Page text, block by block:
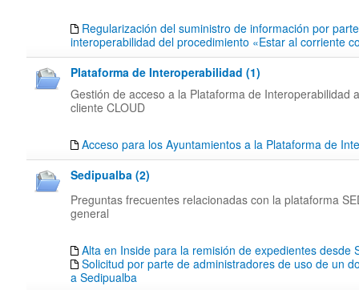
Regularización del suministro de información por
interoperabilidad del procedimiento «Estar al corriente
Plataforma de Interoperabilidad (1)
Gestión de acceso a la Plataforma de Interoperabilidad
cliente CLOUD
Acceso para los Ayuntamientos a la Plataforma de
Sedipualba (2)
Preguntas frecuentes relacionadas con la plataforma
general
Alta en Inside para la remisión de expedientes desde
Solicitud por parte de administradores de uso de un
a Sedipualba